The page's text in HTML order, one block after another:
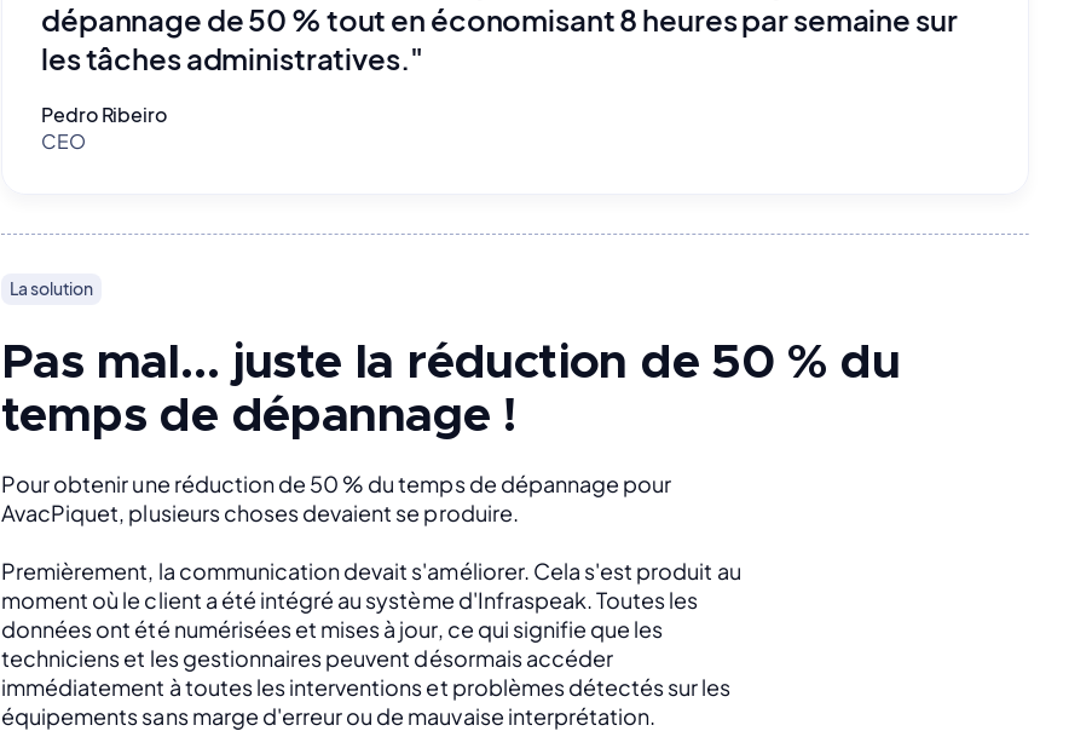
dépannage de 50 % tout en économisant 8 heures par semaine sur
les tâches administratives."
Pedro Ribeiro
CEO
La solution
Pas mal… juste la réduction de 50 % du
temps de dépannage !
Pour obtenir une réduction de 50 % du temps de dépannage pour
AvacPiquet, plusieurs choses devaient se produire.
Premièrement, la communication devait s'améliorer. Cela s'est produit au
moment où le client a été intégré au système d'Infraspeak. Toutes les
données ont été numérisées et mises à jour, ce qui signifie que les
techniciens et les gestionnaires peuvent désormais accéder
immédiatement à toutes les interventions et problèmes détectés sur les
équipements sans marge d'erreur ou de mauvaise interprétation.